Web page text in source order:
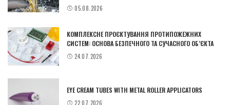
05.08.2026
КОМПЛЕКСНЕ ПРОЄКТУВАННЯ ПРОТИПОЖЕЖНИХ
СИСТЕМ: ОСНОВА БЕЗПЕЧНОГО ТА СУЧАСНОГО ОБ’ЄКТА
24.07.2026
EYE CREAM TUBES WITH METAL ROLLER APPLICATORS
22.07.2026